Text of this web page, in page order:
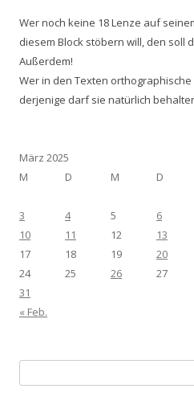
Wer noch keine 18 Lenze auf
diesem Block stöbern will, den soll
Außerdem!
Wer in den Texten
derjenige darf sie natürlich
März 2025
M
D M D
3
4 5 6
10
11 12 13
17
18 19 20
24
25 26 27
31
« Feb.
nach: